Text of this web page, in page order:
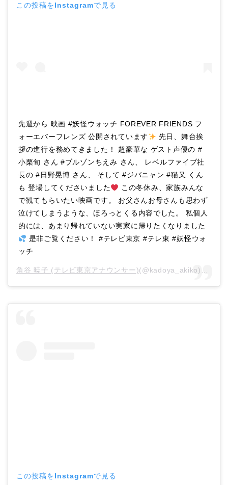
この投稿をInstagramで見る
先週から 映画 #妖怪ウォッチ FOREVER FRIENDS フ
ォーエバーフレンズ 公開されています
先日、舞台挨
拶の進行を務めてきました！ 超豪華な ゲスト声優の #
小栗旬 さん #ブルゾンちえみ さん、 レベルファイブ社
長の #日野晃博 さん、 そして #ジバニャン #猫又 くん
も 登場してくださいました
この冬休み、家族みんな
で観てもらいたい映画です。 お父さんお母さんも思わず
泣けてしまうような、ほろっとくる内容でした。 私個人
的には、あまり帰れていない実家に帰りたくなりました
是非ご覧ください！ #テレビ東京 #テレ東 #妖怪ウォ
ッチ
角谷 暁子 (テレビ東京アナウンサー)(@kadoya_akiko)がシェアした投稿 –
この投稿をInstagramで見る